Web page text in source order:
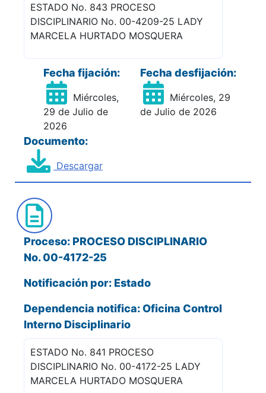
ESTADO No. 843 PROCESO
DISCIPLINARIO No. 00-4209-25 LADY
MARCELA HURTADO MOSQUERA
Fecha fijación:
Miércoles,
29 de Julio de
2026
Fecha desfijación:
Miércoles, 29
de Julio de 2026
Documento:
Descargar
Proceso: PROCESO DISCIPLINARIO
No. 00-4172-25
Notificación por: Estado
Dependencia notifica: Oficina Control
Interno Disciplinario
ESTADO No. 841 PROCESO
DISCIPLINARIO No. 00-4172-25 LADY
MARCELA HURTADO MOSQUERA